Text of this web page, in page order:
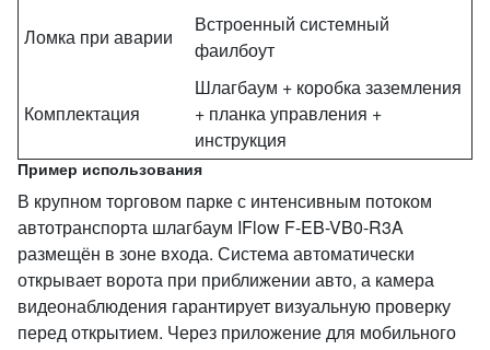
Ломка при аварии
Встроенный системный
фаилбоут
Комплектация
Шлагбаум + коробка заземления
+ планка управления +
инструкция
Пример использования
В крупном торговом парке с интенсивным потоком
автотранспорта шлагбаум IFlow F-EB-VB0-R3A
размещён в зоне входа. Система автоматически
открывает ворота при приближении авто, а камера
видеонаблюдения гарантирует визуальную проверку
перед открытием. Через приложение для мобильного